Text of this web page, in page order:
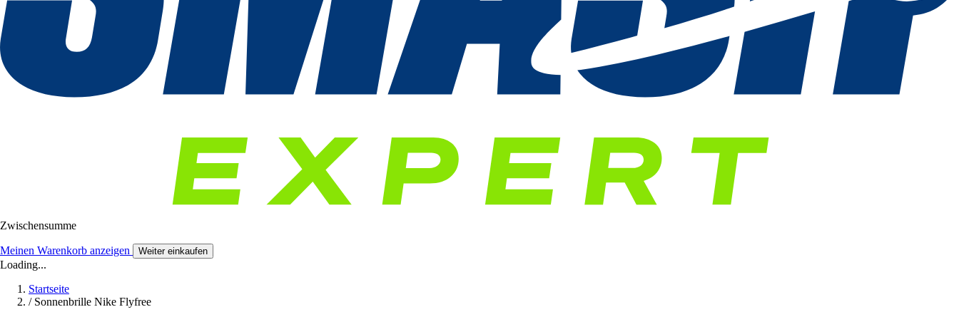
Zwischensumme
Meinen Warenkorb anzeigen Weiter einkaufen
Loading...
Startseite
/ Sonnenbrille Nike Flyfree